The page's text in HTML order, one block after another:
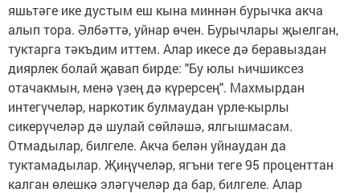
яшьтәге ике дустым еш кына миннән бурычка акча
алып тора. Әлбәттә, уйнар өчен. Бурычлары җыелган,
туктарга тәкъ­дим иттем. Алар икесе дә беравыздан
диярлек болай җавап бирде: "Бу юлы һичшиксез
отачакмын, менә үзең дә күрерсең". Махмырдан
интегүчеләр, наркотик булмаудан үрле-кырлы
сикерүчеләр дә шулай сөйләшә, ялгышмасам.
Отмадылар, билгеле. Акча белән уйнаудан да
туктамадылар. Җиңүчеләр, ягъни теге 95 проценттан
калган өлешкә элә­гүчеләр да бар, билгеле. Алар